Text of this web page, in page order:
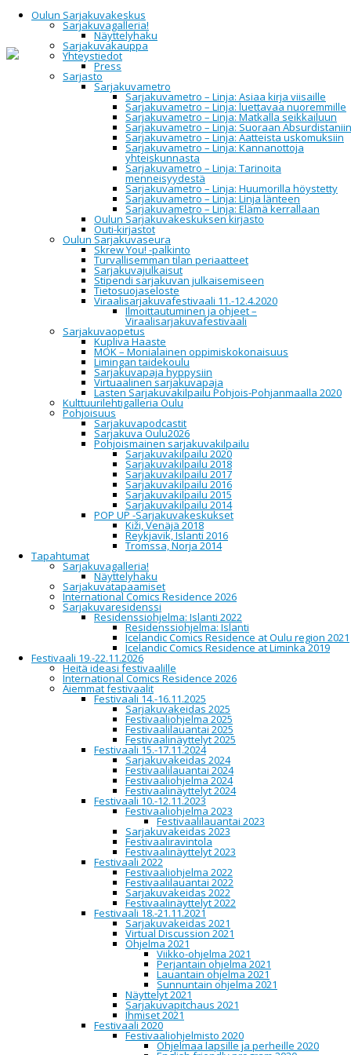
Oulun Sarjakuvakeskus
Sarjakuvagalleria!
Näyttelyhaku
Sarjakuvakauppa
Yhteystiedot
Press
Sarjasto
Sarjakuvametro
Sarjakuvametro – Linja: Asiaa kirja viisaille
Sarjakuvametro – Linja: luettavaa nuoremmille
Sarjakuvametro – Linja: Matkalla seikkailuun
Sarjakuvametro – Linja: Suoraan Absurdistaniin
Sarjakuvametro – Linja: Aatteista uskomuksiin
Sarjakuvametro – Linja: Kannanottoja
yhteiskunnasta
Sarjakuvametro – Linja: Tarinoita
menneisyydestä
Sarjakuvametro – Linja: Huumorilla höystetty
Sarjakuvametro – Linja: Linja länteen
Sarjakuvametro – Linja: Elämä kerrallaan
Oulun Sarjakuvakeskuksen kirjasto
Outi-kirjastot
Oulun Sarjakuvaseura
Skrew You! -palkinto
Turvallisemman tilan periaatteet
Sarjakuvajulkaisut
Stipendi sarjakuvan julkaisemiseen
Tietosuojaseloste
Viraalisarjakuvafestivaali 11.-12.4.2020
Ilmoittautuminen ja ohjeet –
Viraalisarjakuvafestivaali
Sarjakuvaopetus
Kupliva Haaste
MOK – Monialainen oppimiskokonaisuus
Limingan taidekoulu
Sarjakuvapaja hyppysiin
Virtuaalinen sarjakuvapaja
Lasten Sarjakuvakilpailu Pohjois-Pohjanmaalla 2020
Kulttuurilehtigalleria Oulu
Pohjoisuus
Sarjakuvapodcastit
Sarjakuva Oulu2026
Pohjoismainen sarjakuvakilpailu
Sarjakuvakilpailu 2020
Sarjakuvakilpailu 2018
Sarjakuvakilpailu 2017
Sarjakuvakilpailu 2016
Sarjakuvakilpailu 2015
Sarjakuvakilpailu 2014
POP UP -Sarjakuvakeskukset
Kiži, Venäjä 2018
Reykjavik, Islanti 2016
Tromssa, Norja 2014
Tapahtumat
Sarjakuvagalleria!
Näyttelyhaku
Sarjakuvatapaamiset
International Comics Residence 2026
Sarjakuvaresidenssi
Residenssiohjelma: Islanti 2022
Residenssiohjelma: Islanti
Icelandic Comics Residence at Oulu region 2021
Icelandic Comics Residence at Liminka 2019
Festivaali 19.-22.11.2026
Heitä ideasi festivaalille
International Comics Residence 2026
Aiemmat festivaalit
Festivaali 14.-16.11.2025
Sarjakuvakeidas 2025
Festivaaliohjelma 2025
Festivaalilauantai 2025
Festivaalinäyttelyt 2025
Festivaali 15.-17.11.2024
Sarjakuvakeidas 2024
Festivaalilauantai 2024
Festivaaliohjelma 2024
Festivaalinäyttelyt 2024
Festivaali 10.-12.11.2023
Festivaaliohjelma 2023
Festivaalilauantai 2023
Sarjakuvakeidas 2023
Festivaaliravintola
Festivaalinäyttelyt 2023
Festivaali 2022
Festivaaliohjelma 2022
Festivaalilauantai 2022
Sarjakuvakeidas 2022
Festivaalinäyttelyt 2022
Festivaali 18.-21.11.2021
Sarjakuvakeidas 2021
Virtual Discussion 2021
Ohjelma 2021
Viikko-ohjelma 2021
Perjantain ohjelma 2021
Lauantain ohjelma 2021
Sunnuntain ohjelma 2021
Näyttelyt 2021
Sarjakuvapitchaus 2021
Ihmiset 2021
Festivaali 2020
Festivaaliohjelmisto 2020
Ohjelmaa lapsille ja perheille 2020
Home
Festivaali 19.-22.11.2026
Sarjakuvakeidas
Festivaaliohjelma |Festivaalilauantai|
Sarjakuvakeidas|Festivaalinäyttelyt
Sarjakuvakeidas on avoinna lauantaina 15.11. klo 11-18
Kulttuuritalo Valveella (Hallituskatu 7, Oulu).
Keidas antaa vierailijoille mahdollisuuden tehdä
sarjakuvalöytöjä. Keitaalla on myynnissä
sarjakuvakirjoja, tulosteita, oheistuotteita ja muuta
materiaalia lukuisilla pöydillä, joiden takaa löytyy
itsenäisiä tekijöitä, yrityksiä ja yhteisöjä.
Sarjakuvakeidas sijaitsee Kulttuuritalo Valveella –
samassa rakennuksessa Oulun Sarjakuvakeskuksen
Varaa paikkasi Sarjakuvakeitaalta lähettämällä viestiä
osoitteeseen harri(at)oulucomics.com.
15
marras
2025
Sarjakuvakeidas | Comics Oasis
11:00 - 18:00Kulttuuritalo Valve | Cultural Centre
Valve, Hallituskatu 7, Oulu
Sarjakuvakeidas tarjoaa vierailijoille
mahdollisuuden tehdä sarjakuvalöytöjä. Keitaalla
on myynnissä sarjakuvakirjoja, tulosteita,
tuotteita ja muuta materiaalia lukuisilla
pöydillä, joiden takaa löytyy itsenäisiä tekijöitä,
yrityksiä ja yhteisöjä. Tapahtuma-alueen kartan ja
käsiohjelman löydät festivaalialueelta.
Comics Oasis offers its visitors a possibility to
discover new comics and make bargains. There
will be comic books, art prints, apparel, and other
stuff on sale at the oasis, sold by independent
authors, companies, and communities. The
festival map is available at the event area.
Turun Sarjakuvakauppa
Zum TeufelM1
KissanviiksetM1
Asema kustannusM1
Suuri KurpitsaC1
KumioravaC2
Jii RoikonenC3
Antikvaarinen kirjakauppa - Ajaton aika
Antikvariaatti Kuru KoruC4
FEMSKT Feministinen sarjakuvatoiminta
Musta Ritari, Kevyt Metalli & Revontuli
KustannusR2
Ilpo KoskelaR3
QuetzalCoatl ProductionsR4
Jyrki NissinenR5
Kivi LarmolaR6
Jouko NuoraR7
KutikutiR8
Pokuto - Pohjoinen Kustannustoiminta
Niina SalmelinR10
Kelmer & MiromaR11
Pohjoinen valokuvakeskusR12
Tuuli HuminaV1
Ainur Elmgren & Laura Timonen
KummaconV3
BetoniaaveetV4
Limingan taidekouluV5
Veli-Matti Ural V6
Kaltsu KallioK1
Reetta KallioK2
Jere PoikelaK3
PiiruK4
VäkivääräK5
Sara AholaK6